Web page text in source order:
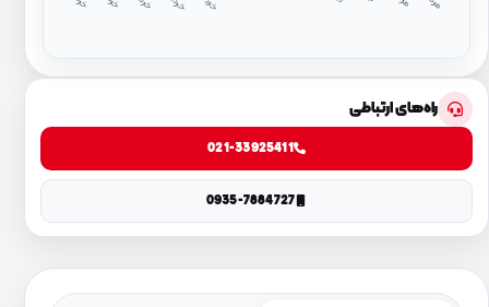
راه‌های ارتباطی
021-33925411
0935-7884727